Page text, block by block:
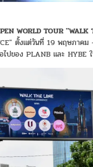
WORLD TOUR
ตั้งแต่วันที่ 19 พฤษภาค
ปของ PLANB และ HYBE